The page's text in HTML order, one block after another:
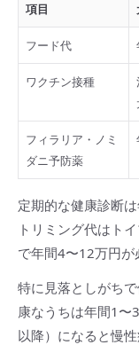
項目
フード代
ワクチン接種
フィラリア・ノミ
ダニ予防薬
定期的な健康診断
トリミング代はト
で年間4〜12万円が
特に見落としがち
康なうちは年間1〜
以降）になると慢